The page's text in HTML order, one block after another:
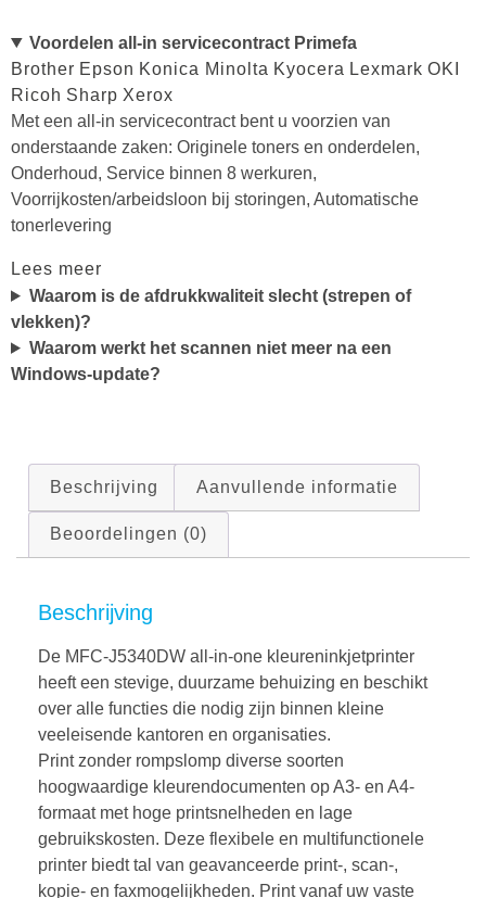
Voordelen all-in servicecontract Primefa
Brother Epson Konica Minolta Kyocera Lexmark OKI
Ricoh Sharp Xerox
Met een all-in servicecontract bent u voorzien van
onderstaande zaken: Originele toners en onderdelen,
Onderhoud, Service binnen 8 werkuren,
Voorrijkosten/arbeidsloon bij storingen, Automatische
tonerlevering
Lees meer
Waarom is de afdrukkwaliteit slecht (strepen of
vlekken)?
Waarom werkt het scannen niet meer na een
Windows-update?
Beschrijving Aanvullende informatie
Beoordelingen (0)
Beschrijving
De MFC-J5340DW all-in-one kleureninkjetprinter
heeft een stevige, duurzame behuizing en beschikt
over alle functies die nodig zijn binnen kleine
veeleisende kantoren en organisaties.
Print zonder rompslomp diverse soorten
hoogwaardige kleurendocumenten op A3- en A4-
formaat met hoge printsnelheden en lage
gebruikskosten. Deze flexibele en multifunctionele
printer biedt tal van geavanceerde print-, scan-,
kopie- en faxmogelijkheden. Print vanaf uw vaste